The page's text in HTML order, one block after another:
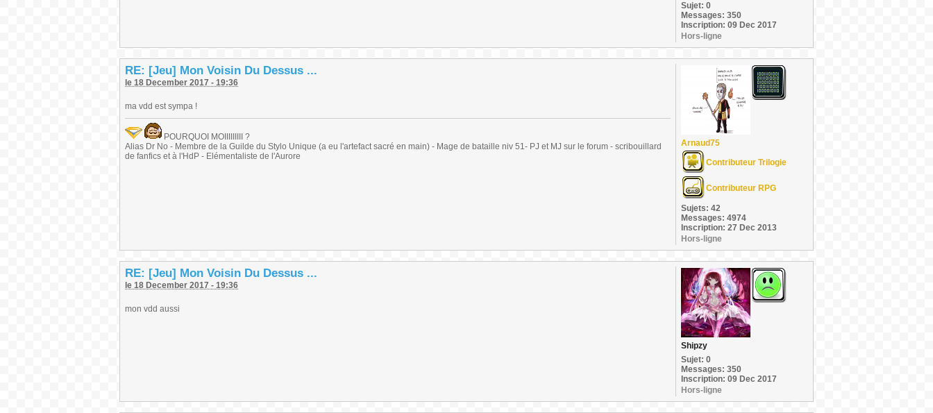
Sujet: 0
Messages: 350
Inscription: 09 Dec 2017
Hors-ligne
RE: [Jeu] Mon Voisin Du Dessus ...
le 18 December 2017 - 19:36
ma vdd est sympa !
POURQUOI MOIIIIIIIII ?
Alias Dr No - Membre de la Guilde du Stylo Unique (a eu l'artefact sacré en main) - Mage de bataille niv 51- PJ et MJ sur le forum - scribouillard
de fanfics et à l'HdP - Elémentaliste de l'Aurore
Arnaud75
Contributeur Trilogie
Contributeur RPG
Sujets: 42
Messages: 4974
Inscription: 27 Dec 2013
Hors-ligne
RE: [Jeu] Mon Voisin Du Dessus ...
le 18 December 2017 - 19:36
mon vdd aussi
Shipzy
Sujet: 0
Messages: 350
Inscription: 09 Dec 2017
Hors-ligne